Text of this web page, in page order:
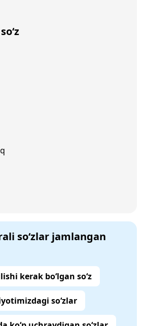
so‘zlar jamlangan
kerak bo‘lgan so‘z
so‘zlar